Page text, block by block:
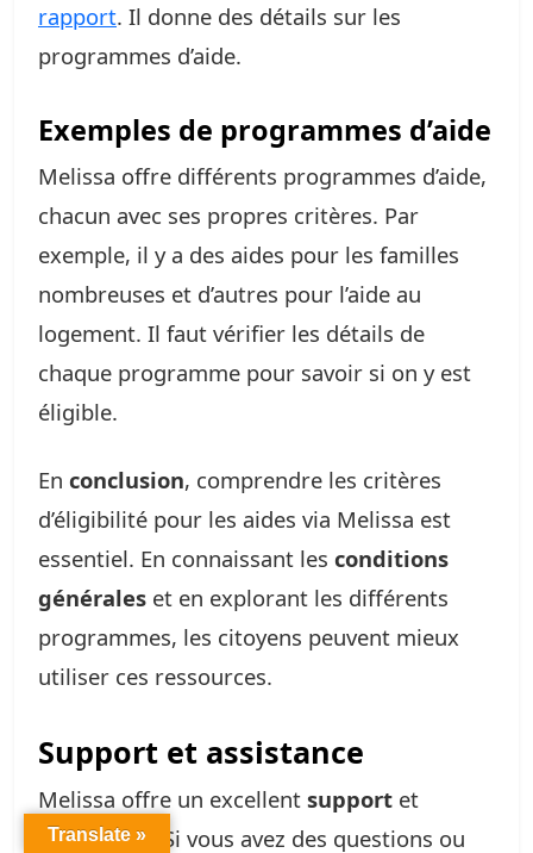
rapport. Il donne des détails sur les
programmes d’aide.
Exemples de programmes d’aide
Melissa offre différents programmes d’aide,
chacun avec ses propres critères. Par
exemple, il y a des aides pour les familles
nombreuses et d’autres pour l’aide au
logement. Il faut vérifier les détails de
chaque programme pour savoir si on y est
éligible.
En conclusion, comprendre les critères
d’éligibilité pour les aides via Melissa est
essentiel. En connaissant les conditions
générales et en explorant les différents
programmes, les citoyens peuvent mieux
utiliser ces ressources.
Support et assistance
Melissa offre un excellent support et
assistance
. Si vous avez des questions ou
Translate »